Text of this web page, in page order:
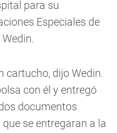
para su
Especiales de
cartucho, dijo Wedin.
con él y entregó
documentos
se entregaran a la